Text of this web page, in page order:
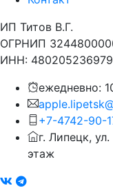
ИП Титов В.Г.
ОГРНИП
ИНН: 480205236979
ежедневно:
+7-4742-90-
г. Липецк,
этаж